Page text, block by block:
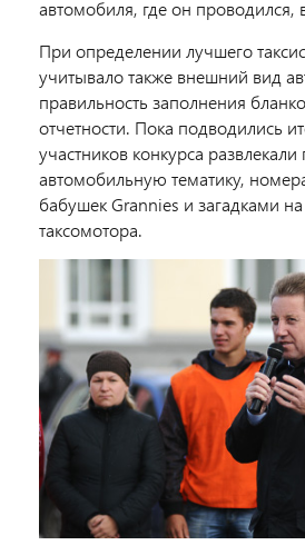
автомобиля, где он проводился,
При определении лучшего
учитывало также внешний вид
правильность заполнения
отчетности. Пока подводились
участников конкурса
автомобильную тематику,
бабушек Grannies и загадками
таксомотора.